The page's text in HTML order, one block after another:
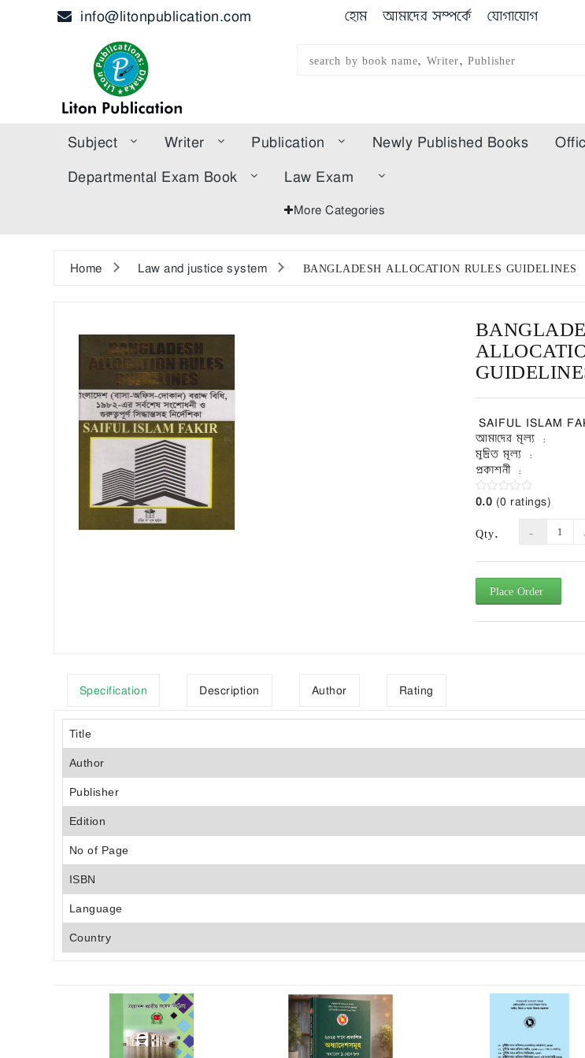
info@litonpublication.com হোম আমাদের সম্পর্কে যোগাযোগ
Subject Writer Publication Newly Published Books
Departmental Exam Book
Law Exam
More Categories
Home Law and justice system BANGLADESH ALLOCATION RULES GUIDELINES
SAIFUL ISLAM
আমাদের মূল্য :
মুদ্রিত মূল্য :
প্রকাশনী :
0.0 (0 ratings)
Qty.
Place Order
Specification Description Author Rating
Title
Author
Publisher
Edition
No of Page
ISBN
Language
Country